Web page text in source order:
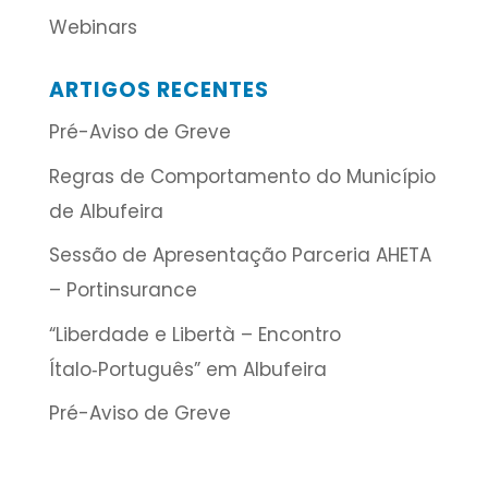
Webinars
ARTIGOS RECENTES
Pré-Aviso de Greve
Regras de Comportamento do Município
de Albufeira
Sessão de Apresentação Parceria AHETA
– Portinsurance
“Liberdade e Libertà – Encontro
Ítalo‑Português” em Albufeira
Pré-Aviso de Greve